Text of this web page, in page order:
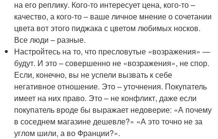
на его реплику. Кого-то интересует цена, кого-то –
качество, а кого-то – ваше личное мнение о сочетании
цвета вот этого пиджака с цветом любимых носков.
Все люди – разные.
Настройтесь на то, что пресловутые «возражения» —
будут. И это – совершенно не «возражения», не спор.
Если, конечно, вы не успели вызвать к себе
негативное отношение. Это – уточнения. Покупатель
имеет на них право. Это – не конфликт, даже если
покупатель вроде бы выражает недоверие: «А почему
в соседнем магазине дешевле?» «А это точно не за
углом шили, а во Франции?».